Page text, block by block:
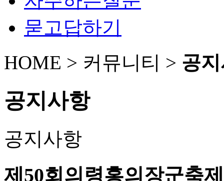
묻고답하기
HOME > 커뮤니티 > 공
공지사항
공지사항
제50회의령홍의장군축